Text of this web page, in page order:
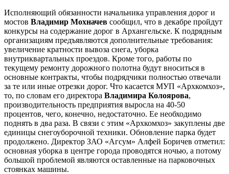
Исполняющий обязанности начальника управления дорог и
мостов Владимир Мохначев сообщил, что в декабре пройдут
конкурсы на содержание дорог в Архангельске. К подрядным
организациям предъявляются дополнительные требования:
увеличение кратности вывоза снега, уборка
внутриквартальных проездов. Кроме того, работы по
текущему ремонту дорожного полотна будут вноситься в
основные контракты, чтобы подрядчики полностью отвечали
за те или иные отрезки дорог. Что касается МУП «Архкомхоз»,
то, по словам его директора Владимира Колоярова,
производительность предприятия выросла на 40-50
процентов, чего, конечно, недостаточно. Ее необходимо
поднять в два раза. В связи с этим «Архкомхоз» закуплены две
единицы снегоуборочной техники. Обновление парка будет
продолжено. Директор ЗАО «Агсум» Алфей Боричев отметил:
основная уборка в центре города проводятся ночью, а потому
большой проблемой являются оставленные на парковочных
стоянках машины.